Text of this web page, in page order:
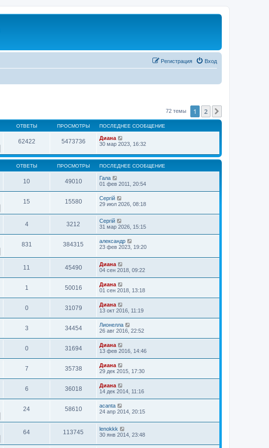
Вход
Регистрация
72 темы 1 2
ОТВЕТЫ ПРОСМОТРЫ ПОСЛЕДНЕЕ СООБЩЕНИЕ
62422 5473736
Диана
30 мар 2023, 16:32
ОТВЕТЫ ПРОСМОТРЫ ПОСЛЕДНЕЕ СООБЩЕНИЕ
10 49010
Гала
01 фев 2011, 20:54
15 15580
Сергій
29 июл 2026, 08:18
4 3212
Сергій
31 мар 2026, 15:15
831 384315
александр
23 фев 2023, 19:20
11 45490
Диана
04 сен 2018, 09:22
1 50016
Диана
01 сен 2018, 13:18
0 31079
Диана
13 окт 2016, 11:19
3 34454
Лионелла
26 авг 2016, 22:52
0 31694
Диана
13 фев 2016, 14:46
7 35738
Диана
29 дек 2015, 17:30
6 36018
Диана
14 дек 2014, 11:16
24 58610
acanta
24 апр 2014, 20:15
64 113745
lenokkk
30 янв 2014, 23:48